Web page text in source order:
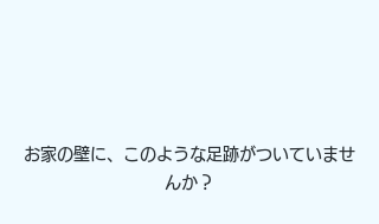
お家の壁に、このような足跡がついていませ
んか？